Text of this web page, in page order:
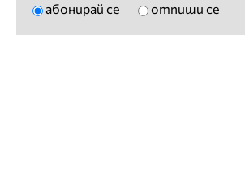
абонирай се отпиши се